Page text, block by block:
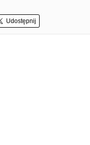
Udostępnij